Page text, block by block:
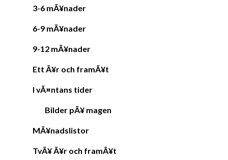
3-6 mÃ¥nader
6-9 mÃ¥nader
9-12 mÃ¥nader
Ett Ã¥r och framÃ¥t
I vÃ¤ntans tider
Bilder pÃ¥ magen
MÃ¥nadslistor
TvÃ¥ Ã¥r och framÃ¥t